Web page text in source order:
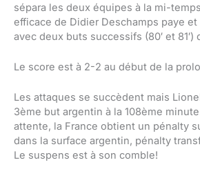
sépara les deux équipes à la mi-
efficace de Didier Deschamps paye et
avec deux buts successifs (80′ et 81′)
Le score est à 2-2 au début de la
Les attaques se succèdent mais
3ème but argentin à la 108ème
attente, la France obtient un pénalty
dans la surface argentin, pénalty
Le suspens est à son comble!